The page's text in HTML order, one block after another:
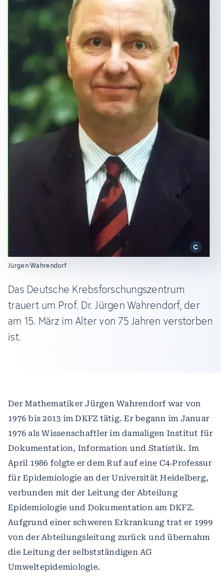
Jürgen Wahrendorf
Das Deutsche Krebsforschungszentrum
trauert um Prof. Dr. Jürgen Wahrendorf, der
am 15. März im Alter von 75 Jahren verstorben
ist.
Der Mathematiker Jürgen Wahrendorf war von
1976 bis 2013 im DKFZ tätig. Er begann im Januar
1976 als Wissenschaftler im damaligen Institut für
Dokumentation, Information und Statistik. Im
April 1986 folgte er dem Ruf auf eine C4‐Professur
für Epidemiologie an der Universität Heidelberg,
verbunden mit der Leitung der Abteilung
Epidemiologie und Dokumentation am DKFZ.
Aufgrund einer schweren Erkrankung trat er 1999
von der Abteilungsleitung zurück und übernahm
die Leitung der selbstständigen AG
Umweltepidemiologie.